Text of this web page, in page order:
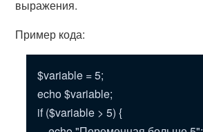
выражения.
Пример кода:
$variable = 5;
echo $variable;
if ($variable > 5) {